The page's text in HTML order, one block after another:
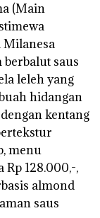
(Main
Milanesa
saus
leleh yang
hidangan
kentang
menu
128.000,-,
almond
saus